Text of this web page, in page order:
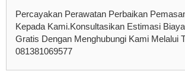
Percayakan Perawatan Perbaikan
Kepada Kami.Konsultasikan Estimasi
Gratis Dengan Menghubungi Kami Melalui
081381069577